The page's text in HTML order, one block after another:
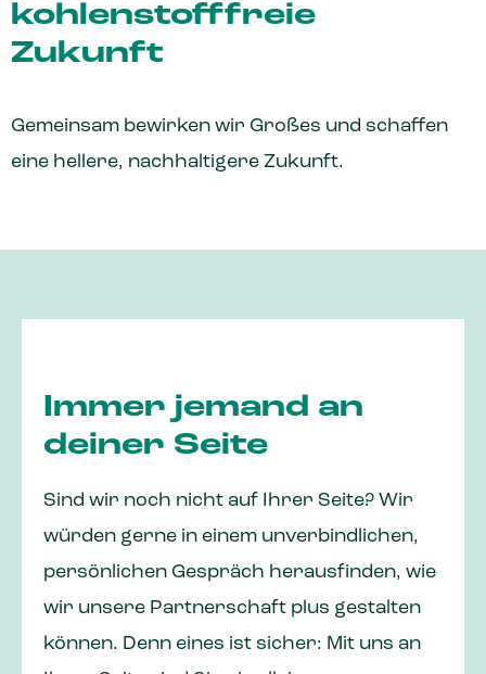
kohlenstofffreie
Zukunft
Gemeinsam bewirken wir Großes und schaffen
eine hellere, nachhaltigere Zukunft.
Immer jemand an
deiner Seite
Sind wir noch nicht auf Ihrer Seite? Wir
würden gerne in einem unverbindlichen,
persönlichen Gespräch herausfinden, wie
wir unsere Partnerschaft plus gestalten
können. Denn eines ist sicher: Mit uns an